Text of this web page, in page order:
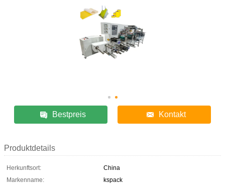
Bestpreis Kontakt
Produktdetails
Herkunftsort:
China
Markenname:
kspack